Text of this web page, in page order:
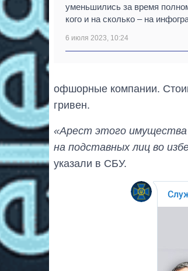
уменьшились за время
кого и на сколько – на
6 июля 2023, 10:24
офшорные компании.
гривен.
«Арест этого имущества
на подставных лиц во
указали в СБУ.